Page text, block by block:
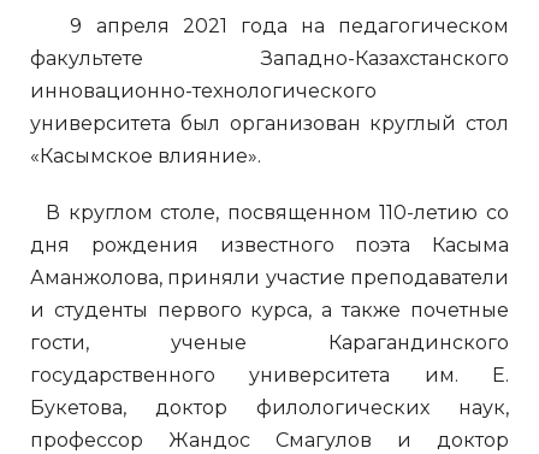
9 апреля 2021 года на педагогическом
факультете Западно-Казахстанского
инновационно-технологического
университета был организован круглый стол
«Касымское влияние».
В круглом столе, посвященном 110-летию со
дня рождения известного поэта Касыма
Аманжолова, приняли участие преподаватели
и студенты первого курса, а также почетные
гости, ученые Карагандинского
государственного университета им. Е.
Букетова, доктор филологических наук,
профессор Жандос Смагулов и доктор